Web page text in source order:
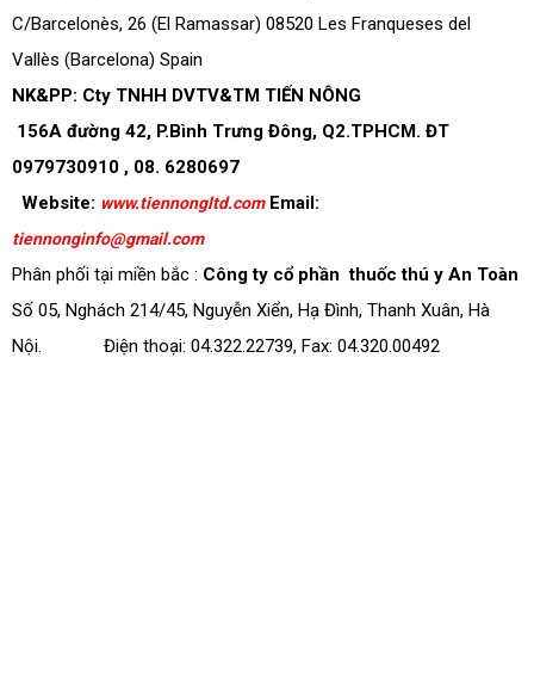
C/Barcelonès, 26 (El Ramassar) 08520 Les Franqueses del
Vallès (Barcelona) Spain
NK&PP: Cty TNHH DVTV&TM TIẾN NÔNG
156A đường 42, P.Bình Trưng Đông, Q2.TPHCM. ĐT
0979730910 , 08. 6280697
Website: www.tiennongltd.comEmail:
tiennonginfo@gmail.com
Phân phối tại miền bắc : Công ty cổ phần thuốc thú y An Toàn
Số 05, Nghách 214/45, Nguyễn Xiển, Hạ Đình, Thanh Xuân, Hà
Nội. Điện thoại: 04.322.22739, Fax: 04.320.00492